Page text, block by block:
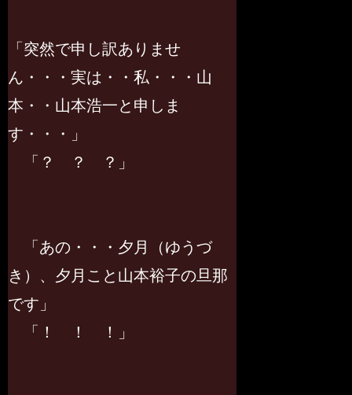
「突然で申し訳ありませ
ん・・・実は・・私・・・山
本・・山本浩一と申しま
す・・・」
「？ ？ ？」
「あの・・・夕月（ゆうづ
き）、夕月こと山本裕子の旦那
です」
「！ ！ ！」